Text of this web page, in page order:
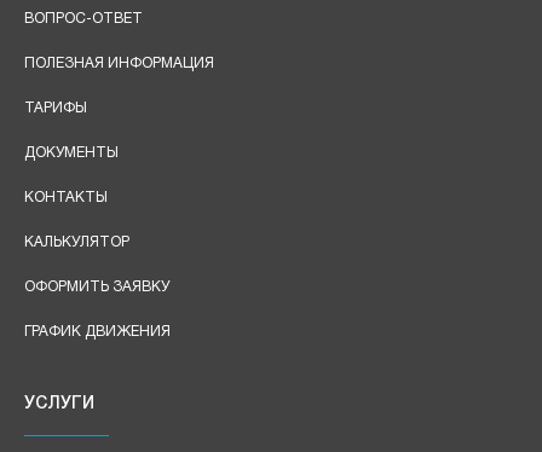
ВОПРОС-ОТВЕТ
ПОЛЕЗНАЯ ИНФОРМАЦИЯ
ТАРИФЫ
ДОКУМЕНТЫ
КОНТАКТЫ
КАЛЬКУЛЯТОР
ОФОРМИТЬ ЗАЯВКУ
ГРАФИК ДВИЖЕНИЯ
УСЛУГИ